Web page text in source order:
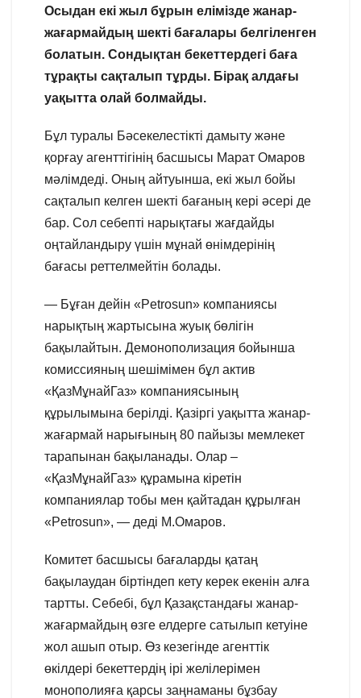
Осыдан екі жыл бұрын елімізде жанар-
жағармайдың шекті бағалары белгіленген
болатын. Сондықтан бекеттердегі баға
тұрақты сақталып тұрды. Бірақ алдағы
уақытта олай болмайды.
Бұл туралы Бәсекелестікті дамыту және
қорғау агенттігінің басшысы Марат Омаров
мәлімдеді. Оның айтуынша, екі жыл бойы
сақталып келген шекті бағаның кері әсері де
бар. Сол себепті нарықтағы жағдайды
оңтайландыру үшін мұнай өнімдерінің
бағасы реттелмейтін болады.
— Бұған дейін «Petrosun» компаниясы
нарықтың жартысына жуық бөлігін
бақылайтын. Демонополизация бойынша
комиссияның шешімімен бұл актив
«ҚазМұнайГаз» компаниясының
құрылымына берілді. Қазіргі уақытта жанар-
жағармай нарығының 80 пайызы мемлекет
тарапынан бақыланады. Олар –
«ҚазМұнайГаз» құрамына кіретін
компаниялар тобы мен қайтадан құрылған
«Petrosun», — деді М.Омаров.
Комитет басшысы бағаларды қатаң
бақылаудан біртіндеп кету керек екенін алға
тартты. Себебі, бұл Қазақстандағы жанар-
жағармайдың өзге елдерге сатылып кетуіне
жол ашып отыр. Өз кезегінде агенттік
өкілдері бекеттердің ірі желілерімен
монополияға қарсы заңнаманы бұзбау